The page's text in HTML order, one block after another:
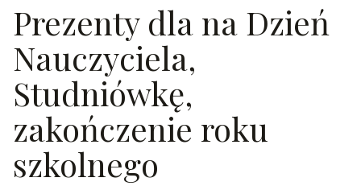
Koniec filtrów
Prezenty dla na Dzień
Nauczyciela,
Studniówkę,
zakończenie roku
szkolnego